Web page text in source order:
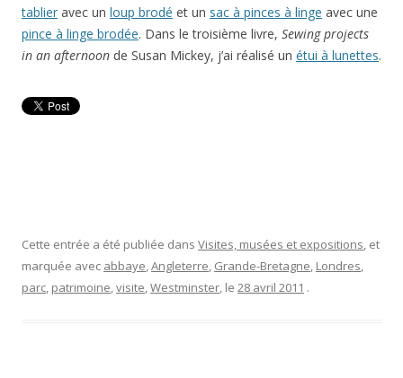
tablier avec un loup brodé et un sac à pinces à linge avec une
pince à linge brodée. Dans le troisième livre, Sewing projects
in an afternoon de Susan Mickey, j’ai réalisé un étui à lunettes.
Cette entrée a été publiée dans Visites, musées et expositions, et
marquée avec abbaye,Angleterre, Grande-Bretagne, Londres,
parc, patrimoine,visite,Westminster, le 28 avril 2011 .